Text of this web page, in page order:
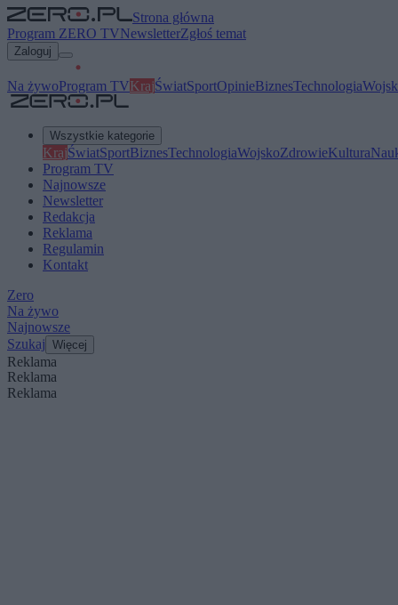
Strona główna
Program ZERO TVNewsletterZgłoś temat
Zaloguj
Na żywoProgram TVKrajŚwiatSportOpinieBiznesTechnologia
Wszystkie kategorie
KrajŚwiatSportBiznesTechnologiaWojskoZdrowieKultura
Program TV
Najnowsze
Newsletter
Redakcja
Reklama
Regulamin
Kontakt
Zero
Na żywo
Najnowsze
Szukaj Więcej
Reklama
Reklama
Reklama